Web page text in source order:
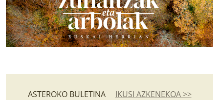
ASTEROKO BULETINA IKUSI AZKENEKOA >>